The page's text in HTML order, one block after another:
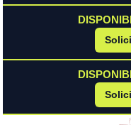
Categorii
Contact